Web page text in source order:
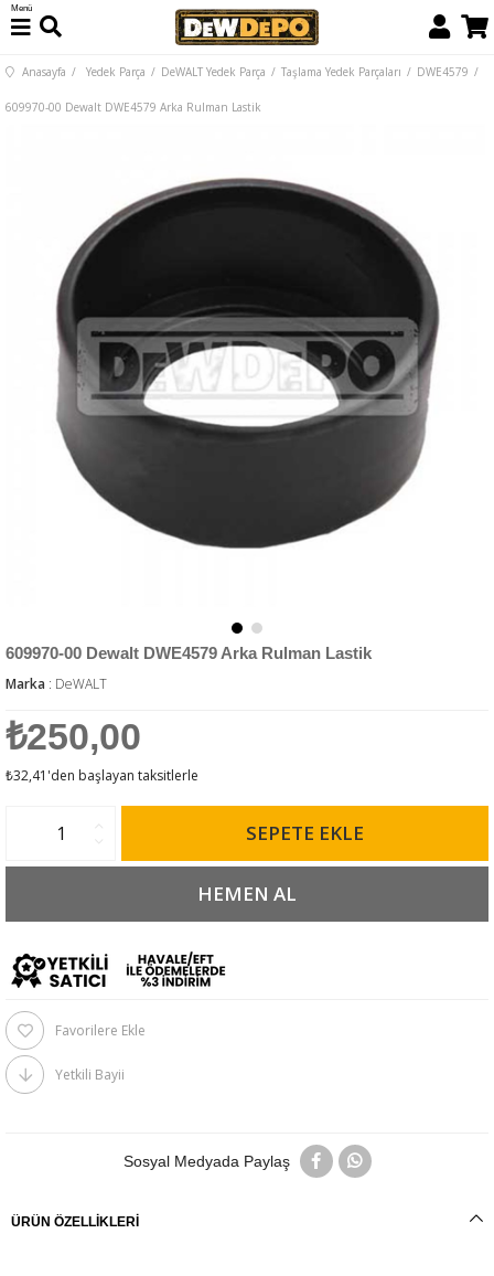
Menü
Anasayfa Yedek Parça DeWALT Yedek Parça Taşlama Yedek Parçaları DWE4579
609970-00 Dewalt DWE4579 Arka Rulman Lastik
609970-00 Dewalt DWE4579 Arka Rulman Lastik
Marka : DeWALT
₺250,00
₺32,41 'den başlayan taksitlerle
Favorilere Ekle
Yetkili Bayii
Sosyal Medyada Paylaş
ÜRÜN ÖZELLIKLERI